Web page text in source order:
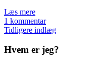
Læs mere
1 kommentar
Indlæg
Tidligere indlæg
Hvem er jeg?